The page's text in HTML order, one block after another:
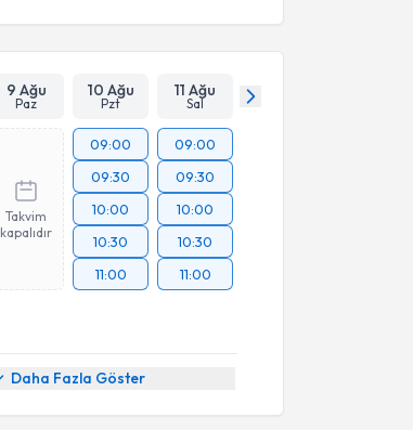
9 Ağu
Paz
10 Ağu
Pzt
11 Ağu
Sal
Takvim
kapalıdır
09:00
09:30
10:00
10:30
11:00
09:00
09:30
10:00
10:30
11:00
Daha Fazla Göster